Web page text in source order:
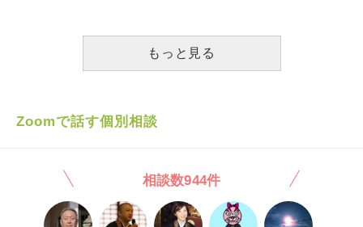
きません。 私の好きな食べ物を買っておいてくれたり、喧
るのは良くないと指摘をされています。 結婚はこの人だと
訳ありませんが、今後どうしていくか覚悟を決め、腹を括っ
よろしくお願いします。
と元に戻るようで私に対して愛情表現もしてきました。その
私の親に2年以内には結婚すると言ってくれました。しかし
現在結婚の話をしたところ「本当は27,28で結婚したいと思
らなのか、また私を切り捨てようとしてきました。先を見据
えて大きい家具等も2人で買い順調に仲良くやってきたつも
りでした。彼も1ヶ月くらい前までは、私との結婚を考えて
もっと見る
Zoomで話す個別相談
相談数944件